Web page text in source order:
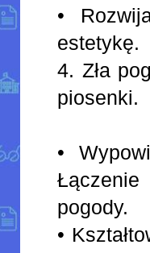
•
estetykę.
4. Zła
piosenki.
•
pogody.
•